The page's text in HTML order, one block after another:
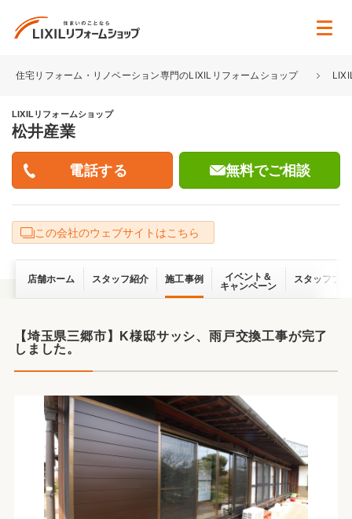
住宅リフォーム・リノベーション専門のLIXILリフォームショップ
LIXILリフォームショップ
松井産業
無料でご相談
この会社のウェブサイトはこちら
店舗ホーム スタッフ紹介 施工事例
イベント＆
キャンペーン
スタッフブ
【埼玉県三郷市】K様邸サッシ、雨戸交換工事が完了
しました。